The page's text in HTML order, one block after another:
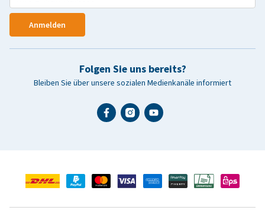
Anmelden
Folgen Sie uns bereits?
Bleiben Sie über unsere sozialen Medienkanäle informiert